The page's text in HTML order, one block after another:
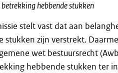
betrekking hebbende stukken
stelt vast dat aan
stukken zijn verstrekt.
wet bestuursrecht
hebbende stukken ter